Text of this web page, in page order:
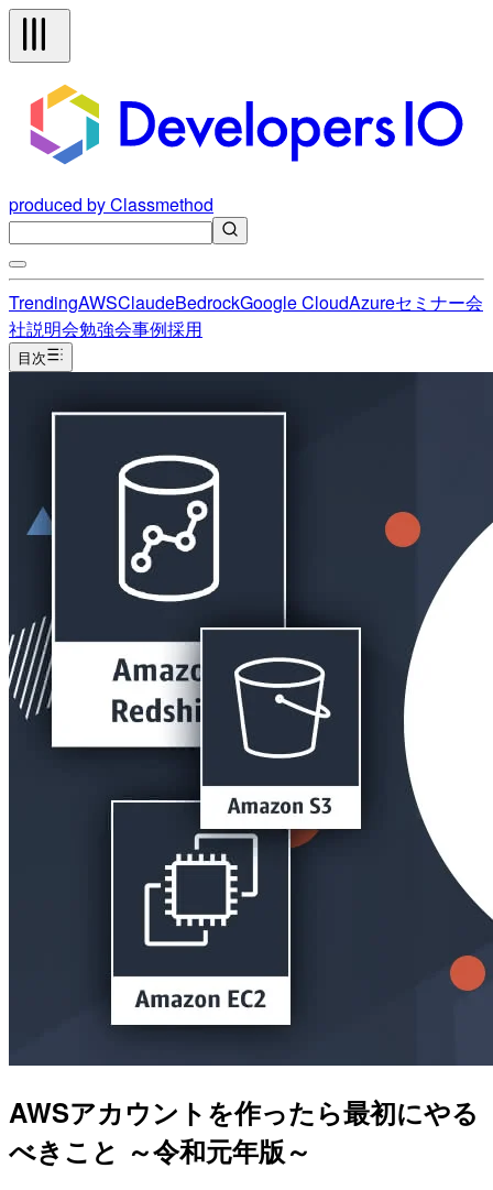
produced by Classmethod
TrendingAWSClaudeBedrockGoogle CloudAzureセミナー会
社説明会勉強会事例採用
目次
AWSアカウントを作ったら最初にやる
べきこと ～令和元年版～